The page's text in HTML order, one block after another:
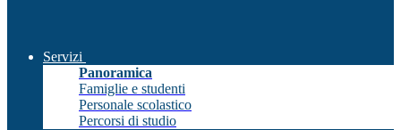
Servizi
Panoramica
Famiglie e studenti
Personale scolastico
Percorsi di studio